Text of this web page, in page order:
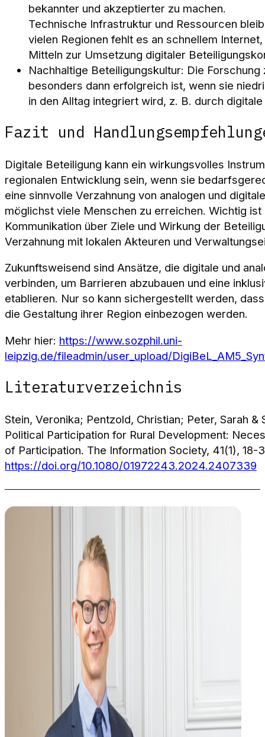
bekannter und akzeptierter zu machen.
Technische Infrastruktur und Ressourcen
vielen Regionen fehlt es an schnellem
Mitteln zur Umsetzung digitaler
Nachhaltige Beteiligungskultur: Die
besonders dann erfolgreich ist, wenn sie
in den Alltag integriert wird, z. B. durch
Fazit und
Digitale Beteiligung kann ein wirkungsvolles
regionalen Entwicklung sein, wenn sie
eine sinnvolle Verzahnung von analogen und
möglichst viele Menschen zu erreichen. Wichtig
Kommunikation über Ziele und Wirkung der
Verzahnung mit lokalen Akteuren und
Zukunftsweisend sind Ansätze, die digitale und
verbinden, um Barrieren abzubauen und eine
etablieren. Nur so kann sichergestellt werden,
die Gestaltung ihrer Region einbezogen werden.
Mehr hier: https://www.sozphil.uni-
leipzig.de/fileadmin/user_upload/
Literaturverzeichnis
Stein, Veronika; Pentzold, Christian; Peter, Sarah
Political Participation for Rural Development:
of Participation. The Information Society, 41(1), 18-
https://doi.org/10.1080/01972243.2024.2407339